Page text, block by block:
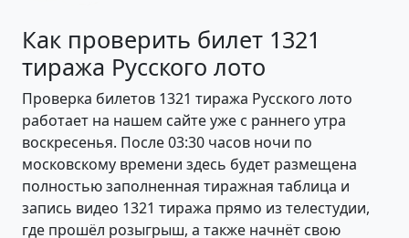
Как проверить билет 1321
тиража Русского лото
Проверка билетов 1321 тиража Русского лото
работает на нашем сайте уже с раннего утра
воскресенья. После 03:30 часов ночи по
московскому времени здесь будет размещена
полностью заполненная тиражная таблица и
запись видео 1321 тиража прямо из телестудии,
где прошёл розыгрыш, а также начнёт свою